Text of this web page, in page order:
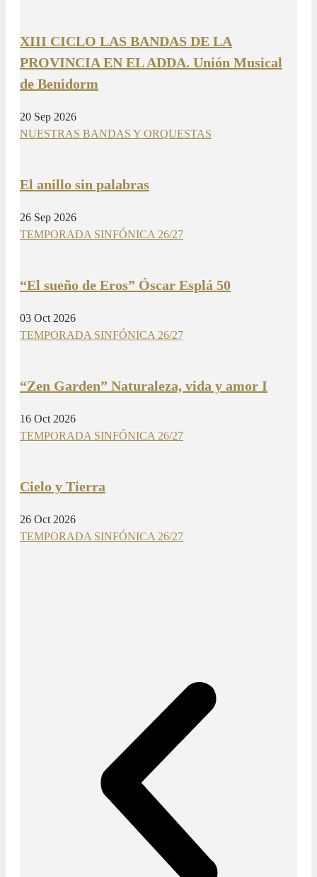
XIII CICLO LAS BANDAS DE LA
PROVINCIA EN EL ADDA. Unión Musical
de Benidorm
20 Sep 2026
NUESTRAS BANDAS Y ORQUESTAS
El anillo sin palabras
26 Sep 2026
TEMPORADA SINFÓNICA 26/27
“El sueño de Eros” Óscar Esplá 50
03 Oct 2026
TEMPORADA SINFÓNICA 26/27
“Zen Garden” Naturaleza, vida y amor I
16 Oct 2026
TEMPORADA SINFÓNICA 26/27
Cielo y Tierra
26 Oct 2026
TEMPORADA SINFÓNICA 26/27